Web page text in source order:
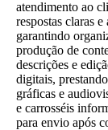
atendimento ao
respostas claras
garantindo
produção de
descrições e
digitais,
gráficas e
e carrosséis
para envio após